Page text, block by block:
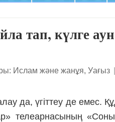
тап, күлге
Ислам және жанұя, Уағыз |
да, үгіттеу де емес.
те­леарнасының